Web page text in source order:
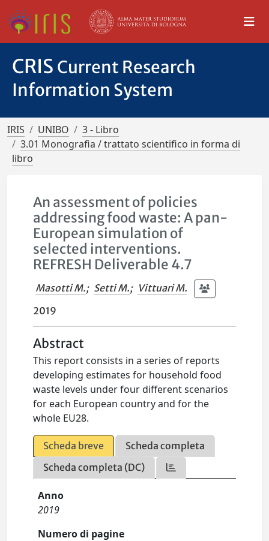
CRIS Current Research
Information System
IRIS UNIBO
3 - Libro
3.01 Monografia / trattato scientifico in forma di
libro
An assessment of policies
addressing food waste: A pan-
European simulation of
selected interventions.
REFRESH Deliverable 4.7
Masotti M.; Setti M.; Vittuari M.
2019
Abstract
This report consists in a series of reports
developing estimates for household food
waste levels under four different scenarios
for each European country and for the
whole EU28.
Scheda breve
Scheda completa
Scheda completa (DC)
Anno
2019
Numero di pagine